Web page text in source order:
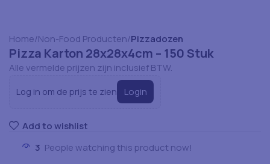
Home Non-Food Producten Pizzadozen
Pizza Karton 28x28x4cm – 150 Stuk
Alle vermelde prijzen zijn inclusief BTW.
Log in om de prijs te zien Login
Add to wishlist
3 People watching this product now!